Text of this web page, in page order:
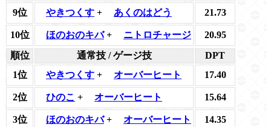
9位 やきつくす + あくのはどう 21.73
10位 ほのおのキバ+ ニトロチャージ
20.95
順位
通常技 / ゲージ技
DPT
1位
やきつくす + オーバーヒート 17.40
2位 ひのこ + オーバーヒート 15.64
3位 ほのおのキバ+ オーバーヒート 14.35